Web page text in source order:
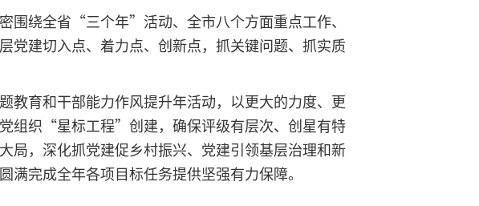
围绕全省“三个年”活动、全市八个方面重点工作、
建切入点、着力点、创新点，抓关键问题、抓实质
育和干部能力作风提升年活动，以更大的力度、更
组织“星标工程”创建，确保评级有层次、创星有特
局，深化抓党建促乡村振兴、党建引领基层治理和新
完成全年各项目标任务提供坚强有力保障。